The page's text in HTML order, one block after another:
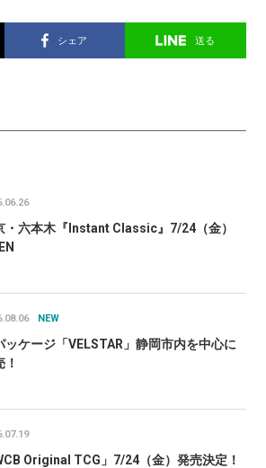
シェア 送る
・六本木『Instant Classic』7/24（金）
NEW
ッケージ「VELSTAR」静岡市内を中心に
！
Original TCG」7/24（金）発売決定！